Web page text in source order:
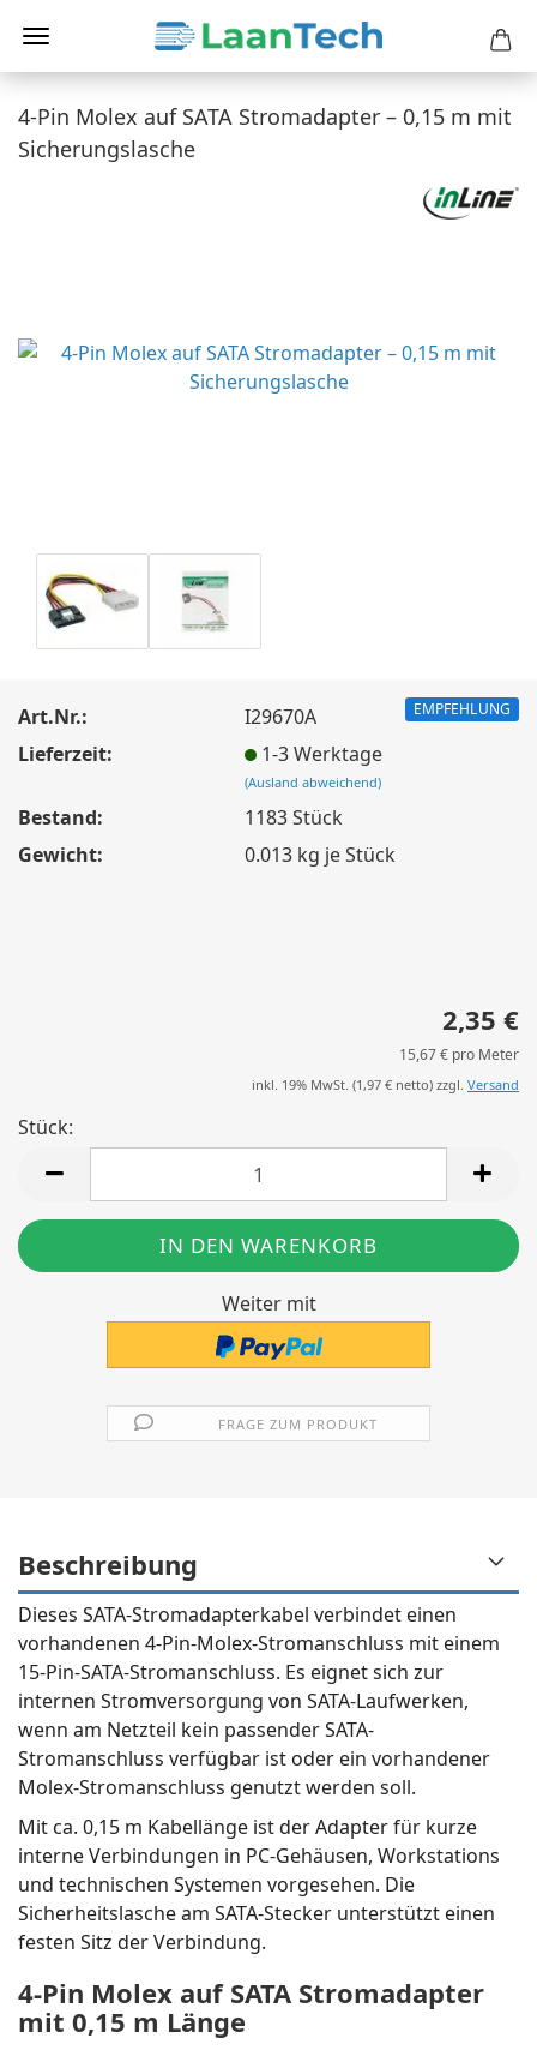
4-Pin Molex auf SATA Stromadapter – 0,15 m mit
Sicherungslasche
EMPFEHLUNG
Art.Nr.:
I29670A
Lieferzeit:
1-3 Werktage
(Ausland abweichend)
Bestand: 1183Stück
Gewicht:
0.013 kg je Stück
2,35 €
15,67 € pro Meter
inkl. 19% MwSt. (1,97 € netto) zzgl. Versand
Stück:
Weiter mit
FRAGE ZUM PRODUKT
Beschreibung
Dieses SATA-Stromadapterkabel verbindet einen
vorhandenen 4-Pin-Molex-Stromanschluss mit einem
15-Pin-SATA-Stromanschluss. Es eignet sich zur
internen Stromversorgung von SATA-Laufwerken,
wenn am Netzteil kein passender SATA-
Stromanschluss verfügbar ist oder ein vorhandener
Molex-Stromanschluss genutzt werden soll.
Mit ca. 0,15 m Kabellänge ist der Adapter für kurze
interne Verbindungen in PC-Gehäusen, Workstations
und technischen Systemen vorgesehen. Die
Sicherheitslasche am SATA-Stecker unterstützt einen
festen Sitz der Verbindung.
4-Pin Molex auf SATA Stromadapter
mit 0,15 m Länge